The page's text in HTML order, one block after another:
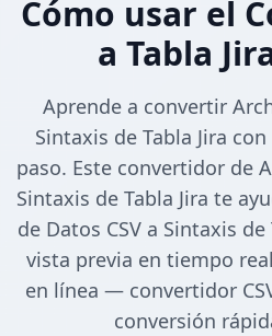
Cómo usar el
a Tabla
Aprende a convertir
Sintaxis de Tabla Jira
paso. Este convertidor de
Sintaxis de Tabla Jira te
de Datos CSV a Sintaxis
vista previa en tiempo
en línea — convertidor
conversión